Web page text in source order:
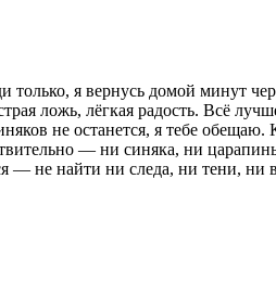
я вернусь домой минут
ложь, лёгкая радость. Всё
не останется, я тебе обещаю.
— ни синяка, ни
— не найти ни следа, ни тени, ни